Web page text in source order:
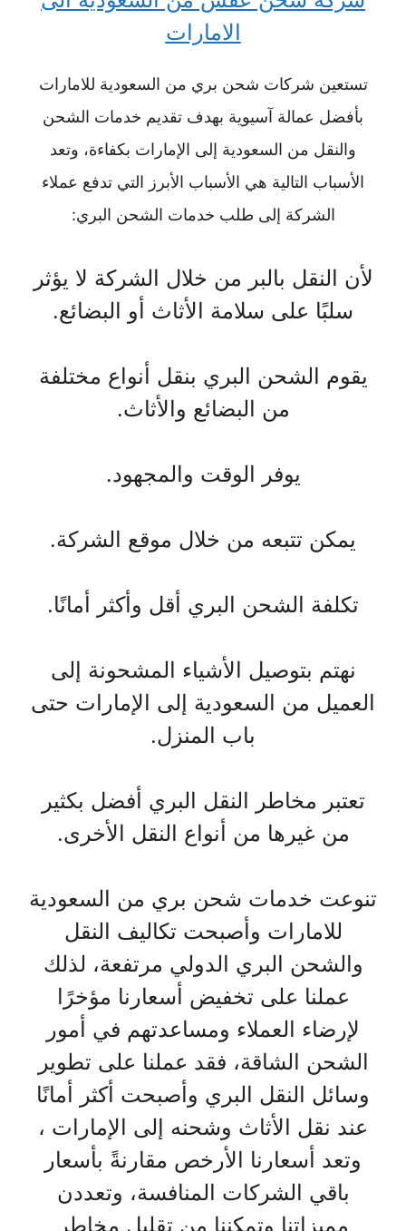
الامارات
تستعين شركات شحن بري من السعودية للامارات
بأفضل عمالة آسيوية بهدف تقديم خدمات الشحن
والنقل من السعودية إلى الإمارات بكفاءة، وتعد
الأسباب التالية هي الأسباب الأبرز التي تدفع عملاء
الشركة إلى طلب خدمات الشحن البري:
لأن النقل بالبر من خلال الشركة لا يؤثر
سلبًا على سلامة الأثاث أو البضائع.
يقوم الشحن البري بنقل أنواع مختلفة
من البضائع والأثاث.
يوفر الوقت والمجهود.
يمكن تتبعه من خلال موقع الشركة.
تكلفة الشحن البري أقل وأكثر أمانًا.
نهتم بتوصيل الأشياء المشحونة إلى
العميل من السعودية إلى الإمارات حتى
باب المنزل.
تعتبر مخاطر النقل البري أفضل بكثير
من غيرها من أنواع النقل الأخرى.
تنوعت خدمات شحن بري من السعودية
للامارات وأصبحت تكاليف النقل
والشحن البري الدولي مرتفعة، لذلك
عملنا على تخفيض أسعارنا مؤخرًا
لإرضاء العملاء ومساعدتهم في أمور
الشحن الشاقة، فقد عملنا على تطوير
وسائل النقل البري وأصبحت أكثر أمانًا
عند نقل الأثاث وشحنه إلى الإمارات ،
وتعد أسعارنا الأرخص مقارنةً بأسعار
باقي الشركات المنافسة، وتعددن
مميزاتنا وتمكننا من تقليل مخاطر